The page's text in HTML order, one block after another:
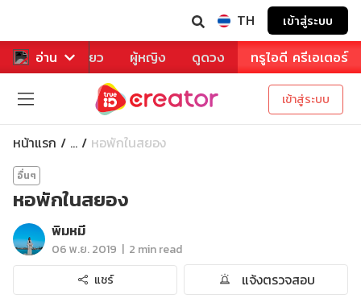
TH เข้าสู่ระบบ
อ่าน
หาร ท่องเที่ยว ผู้หญิง ดูดวง ทรูไอดี ครีเอเตอร์
เข้าสู่ระบบ
หน้าแรก ... หอพักในสยอง
อื่นๆ
หอพักในสยอง
พิมหมี
06 พ.ย. 2019 | 2 min read
แชร์
แจ้งตรวจสอบ